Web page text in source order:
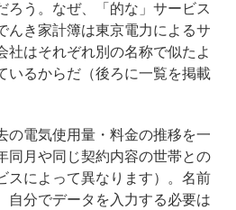
ろう。なぜ、「的な」サービス
んき家計簿は東京電力によるサ
社はそれぞれ別の名称で似たよ
いるからだ（後ろに一覧を掲載
電気使用量・料金の推移を一
同月や同じ契約内容の世帯との
スによって異なります）。名前
自分でデータを入力する必要は